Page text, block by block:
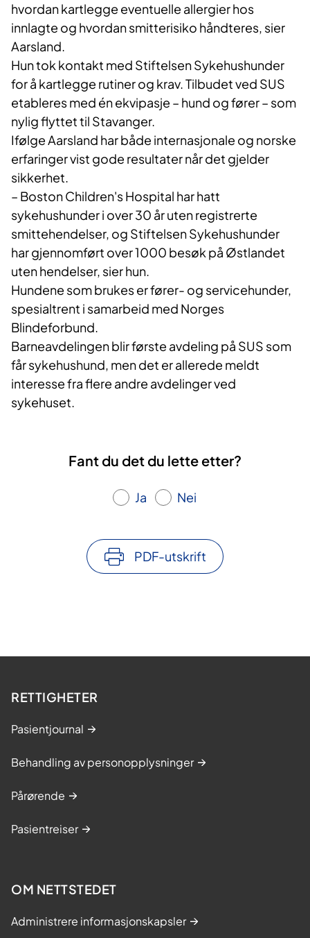
hvordan kartlegge eventuelle allergier hos
innlagte og hvordan smitterisiko håndteres, sier
Aarsland.
Hun tok kontakt med Stiftelsen Sykehushunder
for å kartlegge rutiner og krav. Tilbudet ved SUS
etableres med én ekvipasje – hund og fører – som
nylig flyttet til Stavanger.
Ifølge Aarsland har både internasjonale og norske
erfaringer vist gode resultater når det gjelder
sikkerhet.
– Boston Children's Hospital har hatt
sykehushunder i over 30 år uten registrerte
smittehendelser, og Stiftelsen Sykehushunder
har gjennomført over 1000 besøk på Østlandet
uten hendelser, sier hun.
Hundene som brukes er fører- og servicehunder,
spesialtrent i samarbeid med Norges
Blindeforbund.
Barneavdelingen blir første avdeling på SUS som
får sykehushund, men det er allerede meldt
interesse fra flere andre avdelinger ved
sykehuset.
Fant du det du lette etter?
Ja Nei
PDF-utskrift
RETTIGHETER
Pasientjournal
Behandling av personopplysninger
Pårørende
Pasientreiser
OM NETTSTEDET
Administrere informasjonskapsler